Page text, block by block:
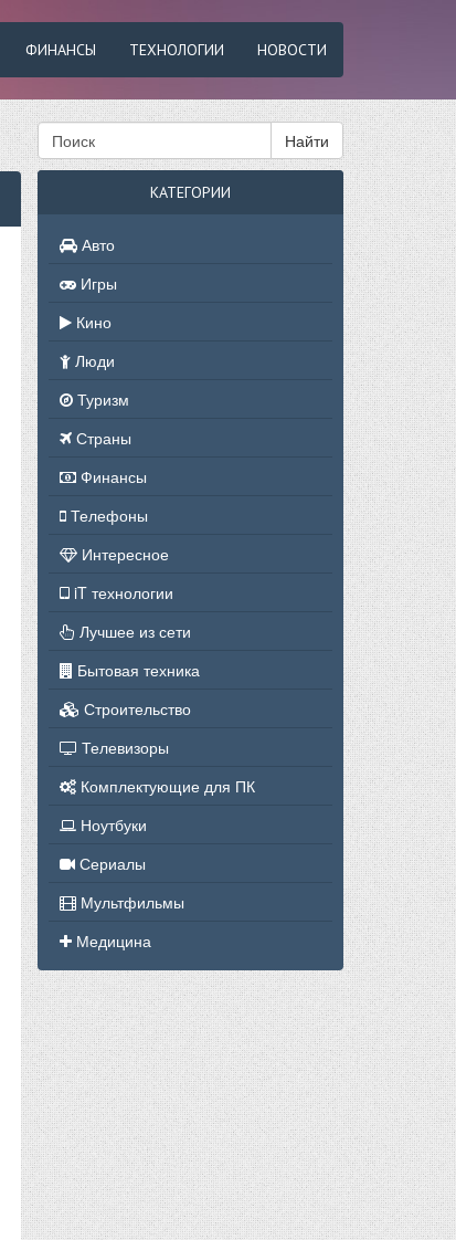
ФИНАНСЫ ТЕХНОЛОГИИ НОВОСТИ
Найти
КАТЕГОРИИ
Авто
Игры
Кино
Люди
Туризм
Страны
Финансы
Телефоны
Интересное
iT технологии
Лучшее из сети
Бытовая техника
Строительство
Телевизоры
Комплектующие для ПК
Ноутбуки
Сериалы
Мультфильмы
Медицина